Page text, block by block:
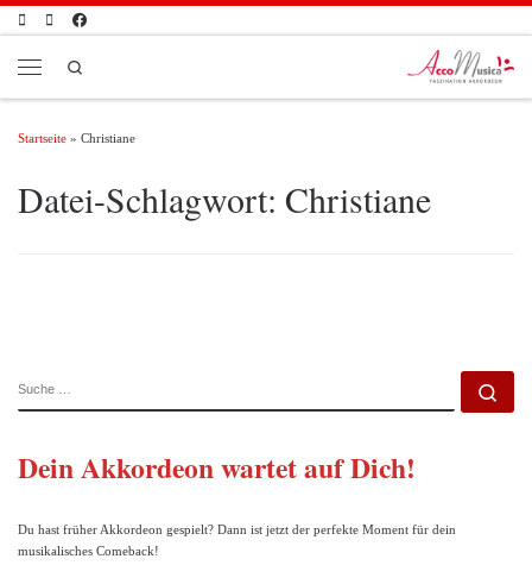
Zum Inhalt springen
Startseite » Christiane
Datei-Schlagwort: Christiane
Dein Akkordeon wartet auf Dich!
Du hast früher Akkordeon gespielt? Dann ist jetzt der perfekte Moment für dein
musikalisches Comeback!